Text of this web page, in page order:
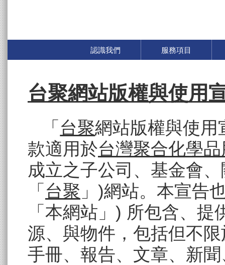
認識我們 服務項目
台聚網站版權與使用
「 台聚網站版權與使用
款適用於台灣聚合化學
成立之子公司、基金會
「 台聚 」)網站。本宣告
「本網站」) 所包含、
源、與物件，包括但不
手冊、報告、文章、新